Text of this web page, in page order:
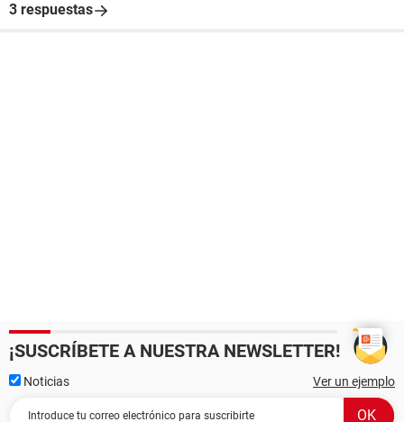
3 respuestas
¡SUSCRÍBETE A NUESTRA NEWSLETTER!
Noticias Ver un ejemplo